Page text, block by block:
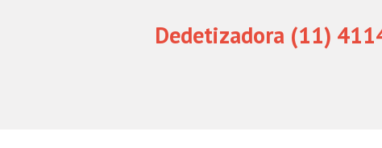
Dedetizadora (11)